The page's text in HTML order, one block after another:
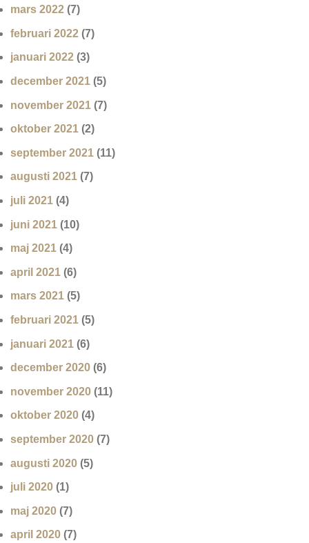
mars 2022 (7)
februari 2022 (7)
januari 2022 (3)
december 2021 (5)
november 2021 (7)
oktober 2021 (2)
september 2021 (11)
augusti 2021 (7)
juli 2021 (4)
juni 2021 (10)
maj 2021 (4)
april 2021 (6)
mars 2021 (5)
februari 2021 (5)
januari 2021 (6)
december 2020 (6)
november 2020 (11)
oktober 2020 (4)
september 2020 (7)
augusti 2020 (5)
juli 2020 (1)
maj 2020 (7)
april 2020 (7)